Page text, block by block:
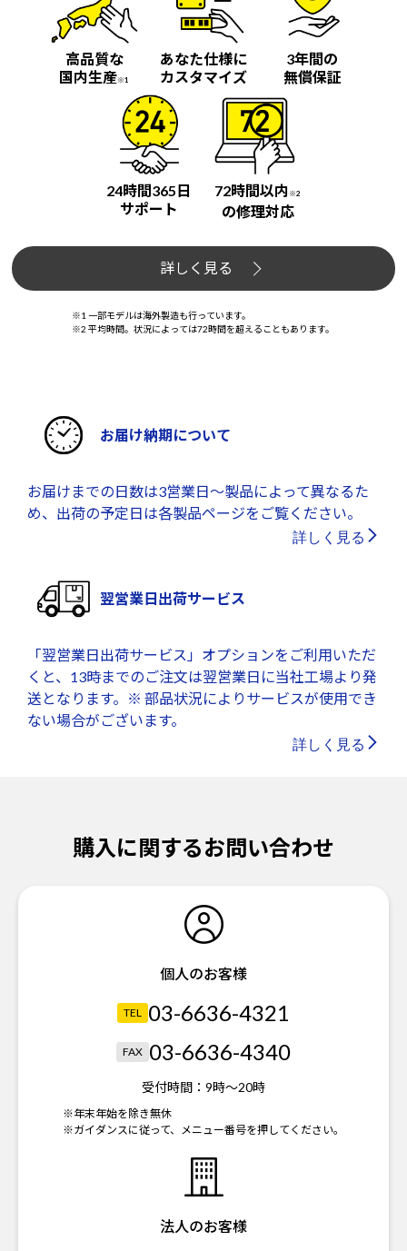
高品質な
国内生産※1
あなた仕様に
カスタマイズ
3年間の
無償保証
24時間365日
サポート
72時間以内 ※2
の修理対応
詳しく見る
※1 一部モデルは海外製造も行っています。
※2 平均時間。状況によっては72時間を超えることもあります。
お届け納期について
お届けまでの日数は3営業日～製品によって異なるた
め、出荷の予定日は各製品ページをご覧ください。
詳しく見る
翌営業日出荷サービス
「翌営業日出荷サービス」オプションをご利用いただ
くと、13時までのご注文は翌営業日に当社工場より発
送となります。※ 部品状況によりサービスが使用でき
ない場合がございます。
詳しく見る
購入に関するお問い合わせ
個人のお客様
TEL 03-6636-4321
FAX 03-6636-4340
受付時間： 9時～20時
※年末年始を除き無休
※ガイダンスに従って、メニュー番号を押してください。
法人のお客様